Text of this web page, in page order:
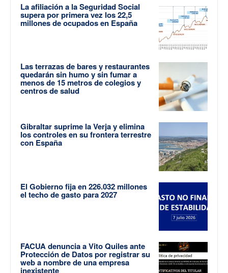
La afiliación a la Seguridad Social
supera por primera vez los 22,5
millones de ocupados en España
Las terrazas de bares y restaurantes
quedarán sin humo y sin fumar a
menos de 15 metros de colegios y
centros de salud
Gibraltar suprime la Verja y elimina
los controles en su frontera terrestre
con España
El Gobierno fija en 226.032 millones
el techo de gasto para 2027
FACUA denuncia a Vito Quiles ante
Protección de Datos por registrar su
web a nombre de una empresa
inexistente